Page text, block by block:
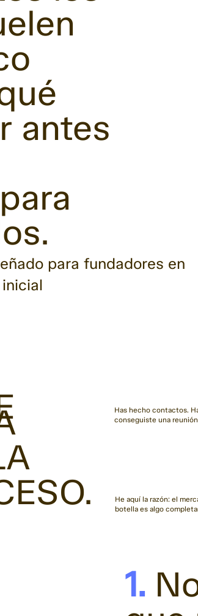
antes
para fundadores en
Has hecho contactos.
conseguiste una
He aquí la razón: el
botella es algo
1.